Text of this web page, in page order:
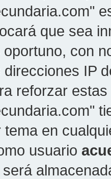
que sea
con
IP
reforzar
en
usuario